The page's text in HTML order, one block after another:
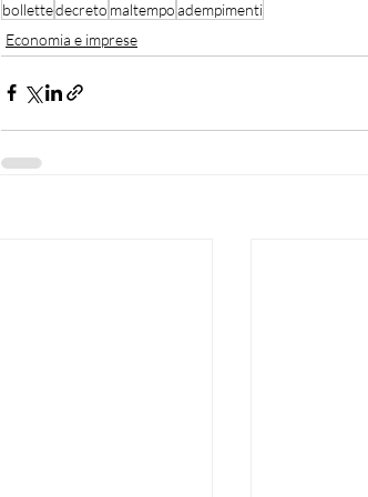
bollettedecreto maltempoadempimenti
Economia e imprese